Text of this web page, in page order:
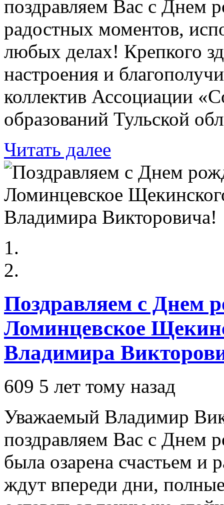
поздравляем Вас с Днем
радостных моментов,
любых делах! Крепкого
настроения и
коллектив Ассоциации
образований Тульской
Читать далее
Поздравляем с Днем
Ломинцевское
Владимира
609 5 лет тому назад
Уважаемый Владимир
поздравляем Вас с Днем
была озарена счастьем
ждут впереди дни,